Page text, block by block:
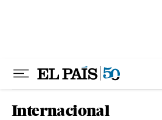
Internacional